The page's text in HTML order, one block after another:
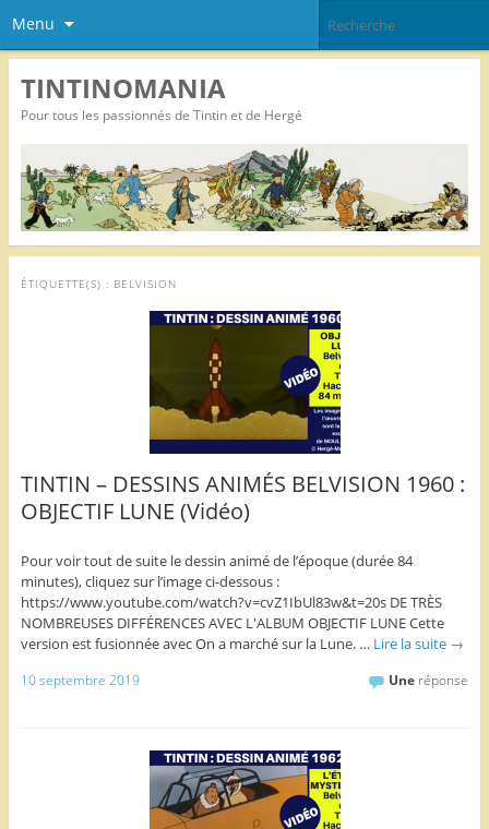
Menu
TINTINOMANIA
Pour tous les passionnés de Tintin et de Hergé
ÉTIQUETTE(S) : BELVISION
TINTIN – DESSINS ANIMÉS BELVISION 1960 :
OBJECTIF LUNE (Vidéo)
Pour voir tout de suite le dessin animé de l’époque (durée 84
minutes), cliquez sur l’image ci-dessous :
https://www.youtube.com/watch?v=cvZ1IbUl83w&t=20s DE TRÈS
NOMBREUSES DIFFÉRENCES AVEC L'ALBUM OBJECTIF LUNE Cette
version est fusionnée avec On a marché sur la Lune. … Lire la suite →
10 septembre 2019 Une réponse